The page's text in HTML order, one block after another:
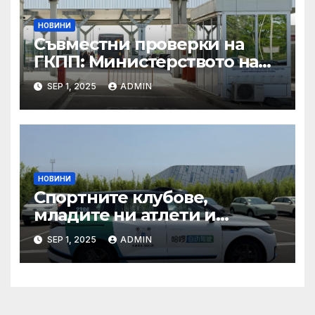
в Копенхаген
НОВИНИ
Съвместни проверки на
ГКПП: Министерството на
туризма и контролните
органи откриха нарушения
при пътувания
SEP 1, 2025 ADMIN
НОВИНИ
Спортните клубове,
младите ни атлети и
техните треньори имат
нужда от нашата подкрепа
и ние ще им я осигурим
SEP 1, 2025 ADMIN